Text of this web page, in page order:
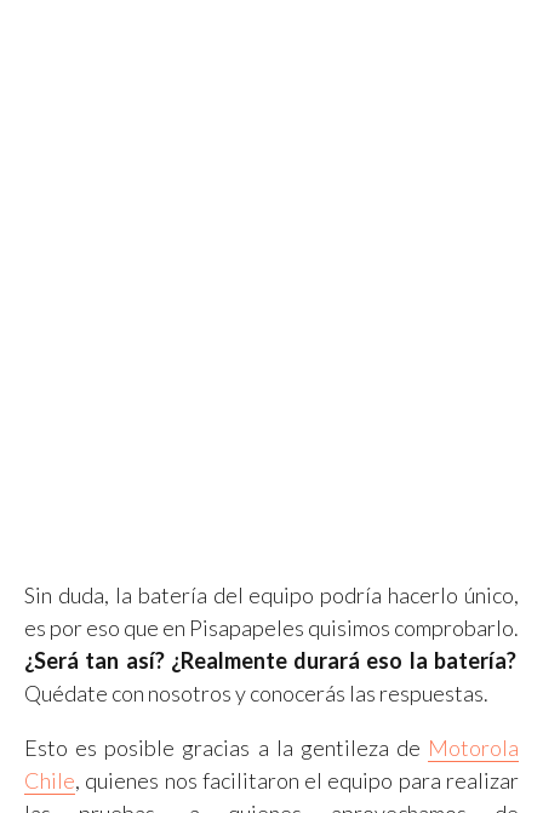
Sin duda, la batería del equipo podría hacerlo único,
es por eso que en Pisapapeles quisimos comprobarlo.
¿Será tan así? ¿Realmente durará eso la batería?
Quédate con nosotros y conocerás las respuestas.
Esto es posible gracias a la gentileza de Motorola
Chile, quienes nos facilitaron el equipo para realizar